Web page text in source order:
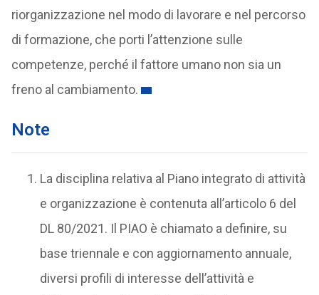
riorganizzazione nel modo di lavorare e nel percorso
di formazione, che porti l’attenzione sulle
competenze, perché il fattore umano non sia un
freno al cambiamento.
Note
La disciplina relativa al Piano integrato di attività
e organizzazione è contenuta all’articolo 6 del
DL 80/2021. Il PIAO è chiamato a definire, su
base triennale e con aggiornamento annuale,
diversi profili di interesse dell’attività e